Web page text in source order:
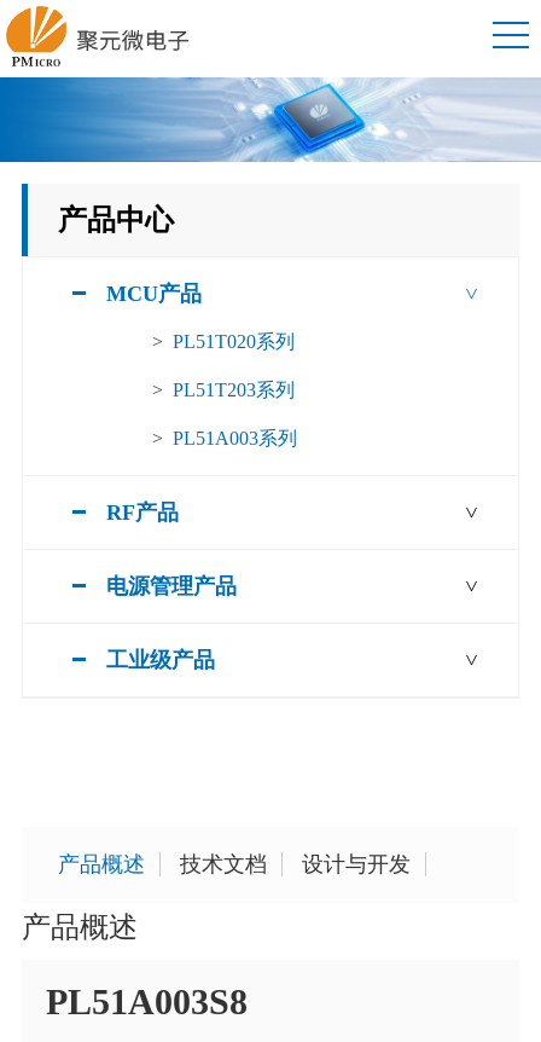
产品中心
MCU产品 >
> PL51T020系列
> PL51T203系列
> PL51A003系列
RF产品 >
电源管理产品 >
工业级产品 >
产品概述 技术文档 设计与开发
产品概述
PL51A003S8